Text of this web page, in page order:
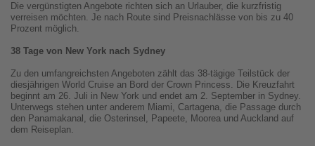
Die vergünstigten Angebote richten sich an Urlauber, die kurzfristig
verreisen möchten. Je nach Route sind Preisnachlässe von bis zu 40
Prozent möglich.
38 Tage von New York nach Sydney
Zu den umfangreichsten Angeboten zählt das 38-tägige Teilstück der
diesjährigen World Cruise an Bord der Crown Princess. Die Kreuzfahrt
beginnt am 26. Juli in New York und endet am 2. September in Sydney.
Unterwegs stehen unter anderem Miami, Cartagena, die Passage durch
den Panamakanal, die Osterinsel, Papeete, Moorea und Auckland auf
dem Reiseplan.